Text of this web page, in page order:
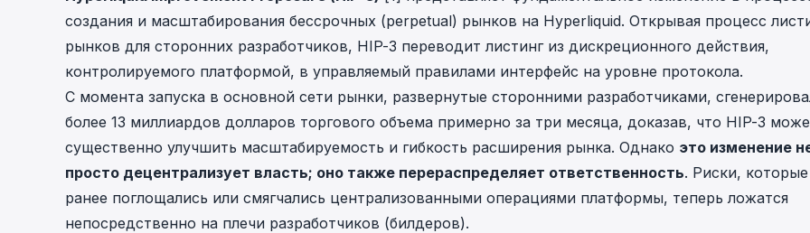
Phalcon Explorer
Visualize, simulate, and debug on-
chain transactions with an intuitive
interface.
chain investigations.
Crypto AML API
Address labels, risk scoring, and
создания и масштабирования бессрочных (perpetual) рынков на Hyperliquid. Открывая процесс
рынков для сторонних разработчиков, HIP-3 переводит листинг из дискреционного действия,
контролируемого платформой, в управляемый правилами интерфейс на уровне протокола.
С момента запуска в основной сети рынки, развернутые сторонними разработчиками,
более 13 миллиардов долларов торгового объема примерно за три месяца, доказав, что HIP-3
существенно улучшить масштабируемость и гибкость расширения рынка. Однако это изменение
просто децентрализует власть; оно также перераспределяет ответственность. Риски, которые
ранее поглощались или смягчались централизованными операциями платформы, теперь ложатся
непосредственно на плечи разработчиков (билдеров).